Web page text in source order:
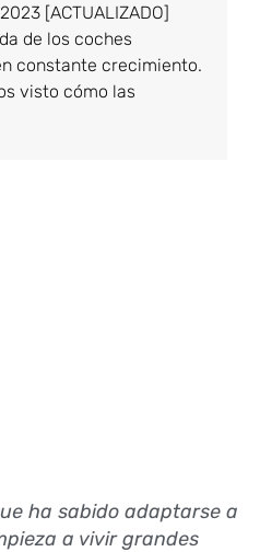
[ACTUALIZADO]
de los coches
constante crecimiento.
visto cómo las
ha sabido adaptarse a
a vivir grandes